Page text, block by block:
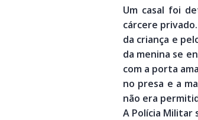
Um casal foi
cárcere
da criança e
da menina se
com a porta
no presa e a
não era
A Polícia Militar